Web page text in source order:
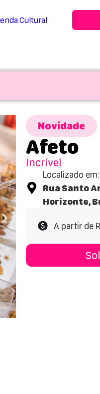
Cultural
Novidade
Afeto
Incrível
Localizado em:
Rua Santo
Horizonte,
A partir de